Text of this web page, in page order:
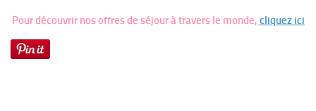
Pour découvrir nos offres de séjour à travers le monde, cliquez ici